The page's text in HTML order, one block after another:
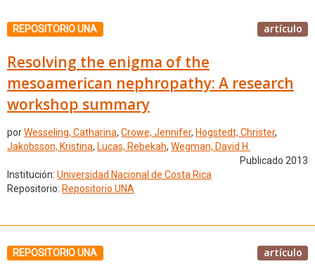
REPOSITORIO UNA artículo
Resolving the enigma of the
mesoamerican nephropathy: A research
workshop summary
porWesseling, Catharina, Crowe, Jennifer, Hogstedt, Christer,
Jakobsson, Kristina, Lucas, Rebekah, Wegman, David H.
Publicado 2013
Institución: Universidad Nacional de Costa Rica
Repositorio: Repositorio UNA
REPOSITORIO UNA artículo